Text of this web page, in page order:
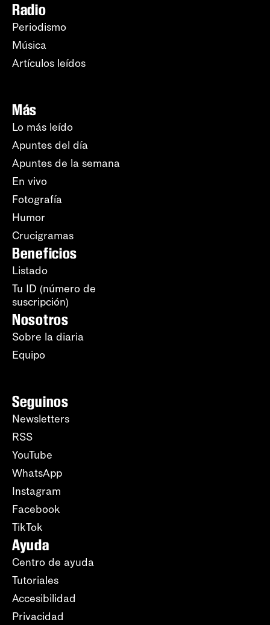
Radio
Periodismo
Música
Artículos leídos
Más
Lo más leído
Apuntes del día
Apuntes de la semana
En vivo
Fotografía
Humor
Crucigramas
Beneficios
Listado
Tu ID (número de
suscripción)
Nosotros
Sobre la diaria
Equipo
Seguinos
Newsletters
RSS
YouTube
WhatsApp
Instagram
Facebook
TikTok
Ayuda
Centro de ayuda
Tutoriales
Accesibilidad
Privacidad